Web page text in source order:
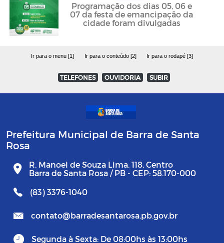
Programação dos dias 05, 06 e
07 da festa de emancipação da
cidade foram divulgadas
Ir para o menu [1] Ir para o conteúdo [2] Ir para o rodapé [3]
TELEFONES OUVIDORIA SUBIR
Prefeitura Municipal de Barra de Santa
Rosa
R. Manoel de Souza Lima, 118, Centro
Barra de Santa Rosa / PB - CEP: 58.170-000
(83) 3376-1040
contato@barradesantarosa.pb.gov.br
Segunda à Sexta: De 08:00hs às 13:00hs